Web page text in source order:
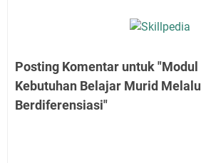
Posting Komentar untuk
Kebutuhan Belajar Murid
Berdiferensiasi"